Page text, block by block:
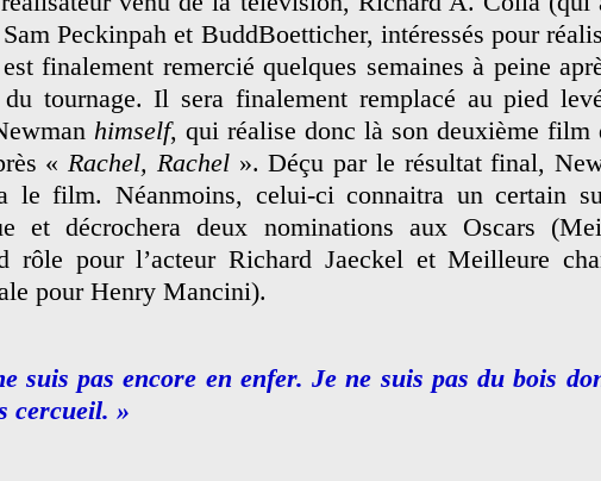
Peckinpah et BuddBoetticher, intéressés pour
finalement remercié quelques semaines à peine
tournage. Il sera finalement remplacé au pied
himself, qui réalise donc là son deuxième film
« Rachel, Rachel». Déçu par le résultat final,
le film. Néanmoins, celui-ci connaitra un certain
et décrochera deux nominations aux Oscars
rôle pour l’acteur Richard Jaeckel et Meilleure
pour Henry Mancini).
suis pas encore en enfer. Je ne suis pas du bois
cercueil. »